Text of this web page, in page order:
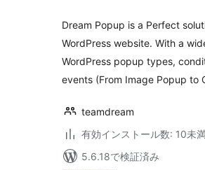
Dream Popup is a Perfect
WordPress website. With a
WordPress popup types,
events (From Image Popup to
teamdream
有効インストール数: 10未
5.6.18で検証済み